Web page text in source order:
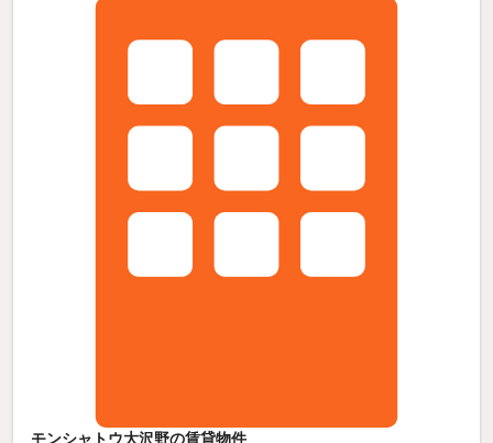
モンシャトウ大沢野の賃貸物件